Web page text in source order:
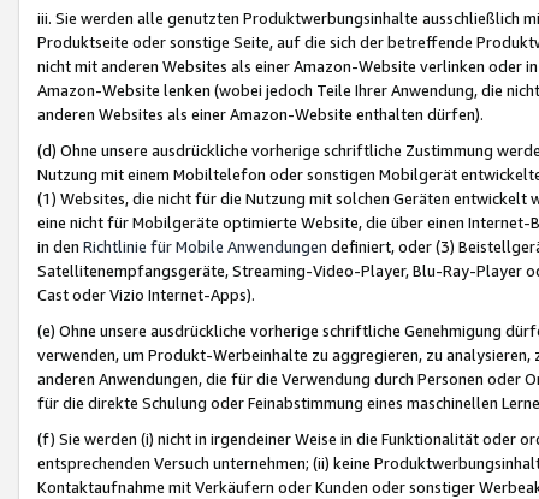
iii. Sie werden alle genutzten Produktwerbungsinhalte ausschließlich
Produktseite oder sonstige Seite, auf die sich der betreffende
nicht mit anderen Websites als einer Amazon-Website verlinken oder
Amazon-Website lenken (wobei jedoch Teile Ihrer Anwendung, die
anderen Websites als einer Amazon-Website enthalten dürfen).
(d) Ohne unsere ausdrückliche vorherige schriftliche Zustimmung
Nutzung mit einem Mobiltelefon oder sonstigen Mobilgerät
(1) Websites, die nicht für die Nutzung mit solchen Geräten
eine nicht für Mobilgeräte optimierte Website, die über einen
in den Richtlinie für Mobile Anwendungen definiert, oder (3)
Satellitenempfangsgeräte, Streaming-Video-Player, Blu-Ray-Player
Cast oder Vizio Internet-Apps).
(e) Ohne unsere ausdrückliche vorherige schriftliche Genehmigung
verwenden, um Produkt-Werbeinhalte zu aggregieren, zu
anderen Anwendungen, die für die Verwendung durch Personen
für die direkte Schulung oder Feinabstimmung eines maschinellen
(f) Sie werden (i) nicht in irgendeiner Weise in die Funktionalität oder
entsprechenden Versuch unternehmen; (ii) keine
Kontaktaufnahme mit Verkäufern oder Kunden oder sonstiger